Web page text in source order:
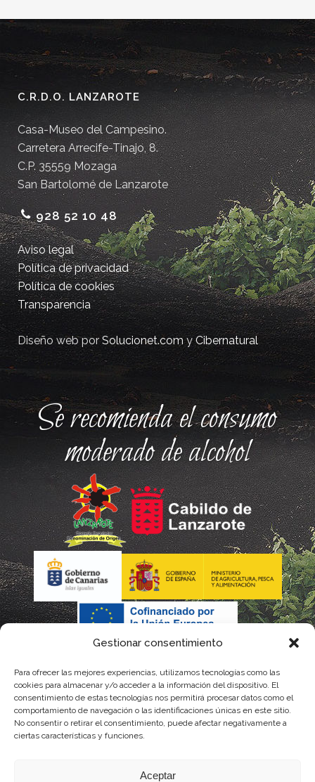
Gestionar consentimiento
Para ofrecer las mejores experiencias, utilizamos tecnologías como las
cookies para almacenar y/o acceder a la información del dispositivo. El
consentimiento de estas tecnologías nos permitirá procesar datos como el
comportamiento de navegación o las identificaciones únicas en este sitio.
No consentir o retirar el consentimiento, puede afectar negativamente a
ciertas características y funciones.
Aceptar
C.R.D.O. LANZAROTE
Casa-Museo del Campesino.
Carretera Arrecife-Tinajo, 8.
C.P. 35559 Mozaga
San Bartolomé de Lanzarote
928 52 10 48
Aviso legal
Política de privacidad
Política de cookies
Transparencia
Diseño web porSolucionet.comyCibernatural
Se recomienda el consumo
moderado de alcohol
La gestión de la DOP Lanzarote realizada por este Consejo
Regulador es financiada, parcialmente, por el Gobierno de
Canarias